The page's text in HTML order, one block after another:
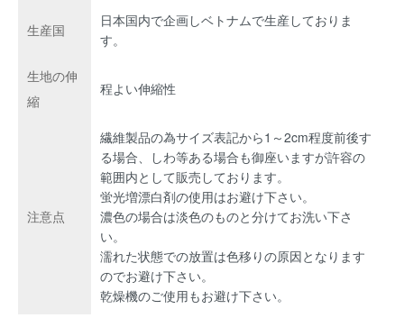
生産国
日本国内で企画しベトナムで生産しておりま
す。
生地の伸
縮
程よい伸縮性
注意点
繊維製品の為サイズ表記から1～2cm程度前後す
る場合、しわ等ある場合も御座いますが許容の
範囲内として販売しております。
蛍光増漂白剤の使用はお避け下さい。
濃色の場合は淡色のものと分けてお洗い下さ
い。
濡れた状態での放置は色移りの原因となります
のでお避け下さい。
乾燥機のご使用もお避け下さい。